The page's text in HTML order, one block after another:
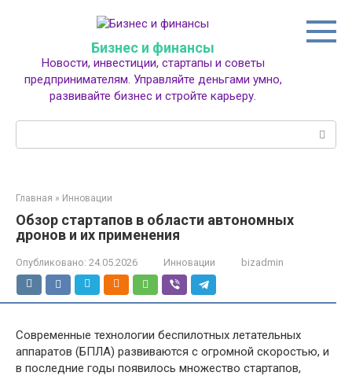
Бизнес и финансы
Новости, инвестиции, стартапы и советы
предпринимателям. Управляйте деньгами умно,
развивайте бизнес и стройте карьеру.
Главная » Инновации
Обзор стартапов в области автономных
дронов и их применения
Опубликовано: 24.05.2026 Инновации bizadmin
Современные технологии беспилотных летательных
аппаратов (БПЛА) развиваются с огромной скоростью, и
в последние годы появилось множество стартапов,